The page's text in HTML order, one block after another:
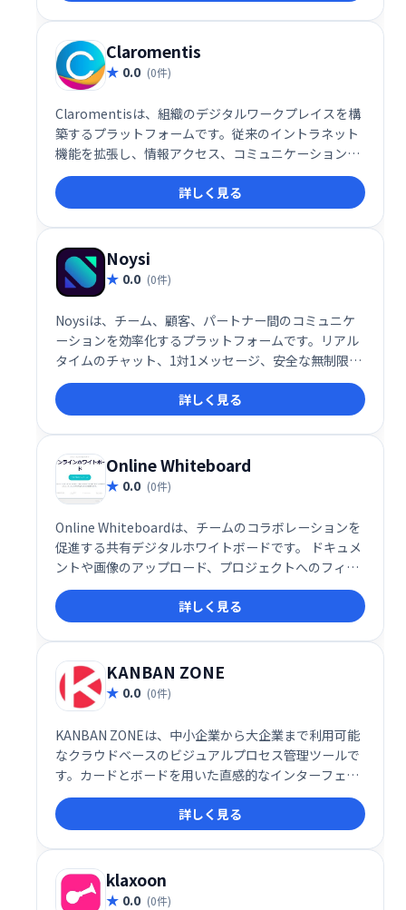
を成功に導きます。
Claromentis
0.0 (0件)
Claromentisは、組織のデジタルワークプレイスを構
築するプラットフォームです。従来のイントラネット
機能を拡張し、情報アクセス、コミュニケーション、
コラボレーション、ビジネスプロセスの合理化、スキ
ル習得、サードパーティアプリ連携を1つの空間で実
現します。社員同士の円滑な連携と業務効率化を促進
し、生産性向上に貢献します。自宅のように快適で、
生産性の高いデジタル環境を提供します。
詳しく見る
Noysi
0.0 (0件)
Noysiは、チーム、顧客、パートナー間のコミュニケ
ーションを効率化するプラットフォームです。リアル
タイムのチャット、1対1メッセージ、安全な無制限ク
ラウドストレージ、高度なタスクマネージャーなどを
提供。ビデオ通話、画面共有、ファイル共有にも対応
し、プロジェクトの整理や進捗管理をスムーズに行え
ます。アプリ連携機能も備え、既存ツールとの統合も
容易です。チーム、部門、プロジェクト単位での整理
も可能です。
詳しく見る
Online Whiteboard
0.0 (0件)
Online Whiteboardは、チームのコラボレーションを
促進する共有デジタルホワイトボードです。 ドキュメ
ントや画像のアップロード、プロジェクトへのフィー
ドバック共有、ブレインストーミングなど、スムーズ
な共同作業を実現します。高速で使いやすいインター
フェースで、誰でも簡単に利用できます。 チームのア
イデア創出と生産性向上に最適なツールです。
詳しく見る
KANBAN ZONE
0.0 (0件)
KANBAN ZONEは、中小企業から大企業まで利用可能
なクラウドベースのビジュアルプロセス管理ツールで
す。カードとボードを用いた直感的なインターフェー
スで、プロジェクトやタスクの管理、コラボレーショ
ン、優先順位付け、ワークフローの最適化を支援しま
す。インタラクティブなシステムにより、チーム全体
での効率的な作業を実現し、生産性向上に貢献しま
す。
詳しく見る
klaxoon
0.0 (0件)